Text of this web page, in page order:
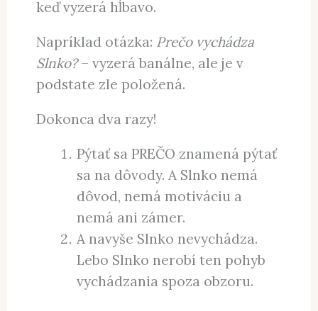
To, že sa človek pýta už od detstva
otázky „PREČO?“ ešte neznamená, že
je vždy dôvod sa takto pýtať. Lebo to
nemusí byť dobre položená otázka, aj
keď vyzerá hĺbavo.
Napríklad otázka:
Slnko?– vyzerá banálne, ale je v
podstate zle položená.
Dokonca dva razy!
Pýtať sa PREČO znamená pýtať
sa na dôvody. A Slnko nemá
dôvod, nemá motiváciu a